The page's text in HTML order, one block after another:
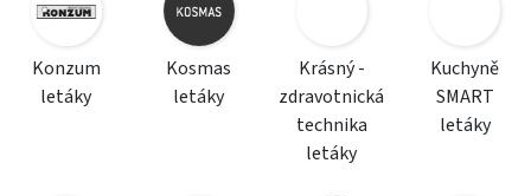
Konzum
letáky
Kosmas
letáky
Krásný -
zdravotnická
technika
letáky
Kuchyně
SMART
letáky